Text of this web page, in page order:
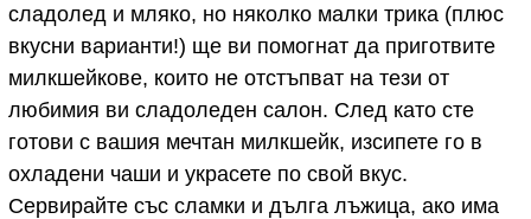
сладолед и мляко, но няколко малки трика (плюс
вкусни варианти!) ще ви помогнат да приготвите
милкшейкове, които не отстъпват на тези от
любимия ви сладоледен салон. След като сте
готови с вашия мечтан милкшейк, изсипете го в
охладени чаши и украсете по свой вкус.
Сервирайте със сламки и дълга лъжица, ако има